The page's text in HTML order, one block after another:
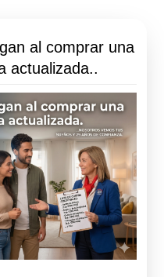
al comprar una
actualizada..